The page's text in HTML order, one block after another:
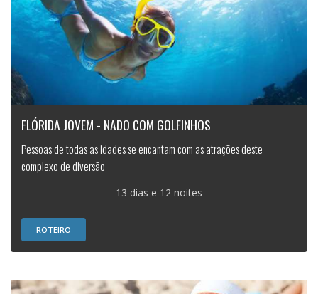
FLÓRIDA JOVEM - NADO COM GOLFINHOS
Pessoas de todas as idades se encantam com as atrações deste
complexo de diversão
13 dias e 12 noites
ROTEIRO